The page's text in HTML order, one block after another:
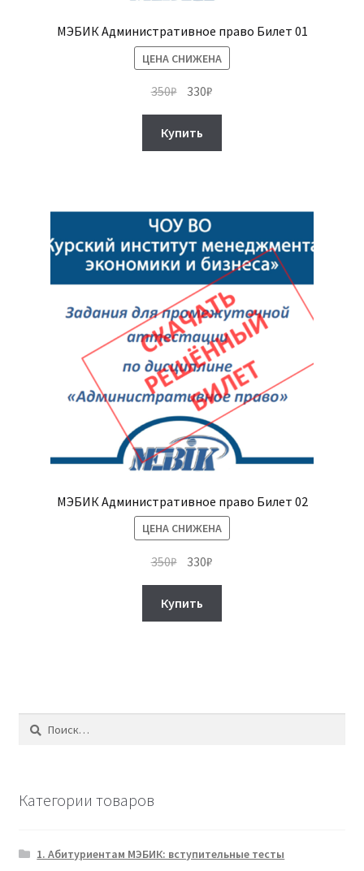
МЭБИК Административное право Билет 01
ЦЕНА СНИЖЕНА
350₽ Первоначальная
цена
составляла
350₽.
330₽
цена:
Купить
МЭБИК Административное право Билет 02
ЦЕНА СНИЖЕНА
350₽ Первоначальная
составляла
350₽.
330₽
Купить
Найти:
Категории товаров
1. Абитуриентам МЭБИК: вступительные тесты